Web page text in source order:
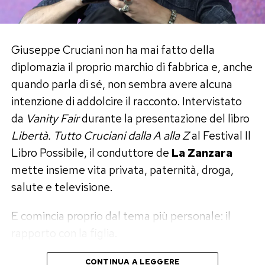
perché le pagine te le devi mettere lì e leggere,
poco, sono ormai adescati dal loop dei social»,
ha affermato Gentili.
Il confronto si è poi spostato sul ruolo degli
intellettuali. Sommi ha criticato chi evita di
prendere posizione per non danneggiare la
propria carriera, ricordando che «ogni cittadino
deve occuparsi della res publica». Gentili ha
però introdotto un’altra prospettiva: nell’epoca
delle visualizzazioni e degli sponsor, anche
l’impegno pubblico può diventare una vetrina.
Giuseppe Cruciani non ha mai fatto della
diplomazia il proprio marchio di fabbrica e, anche
quando parla di sé, non sembra avere alcuna
intenzione di addolcire il racconto. Intervistato
da Vanity Fairdurante la presentazione del libro
Libertà. Tutto Cruciani dalla A alla Zal Festival Il
Libro Possibile, il conduttore de La Zanzara
mette insieme vita privata, paternità, droga,
salute e televisione.
E comincia proprio dal tema più personale: il
CONTINUA A LEGGERE